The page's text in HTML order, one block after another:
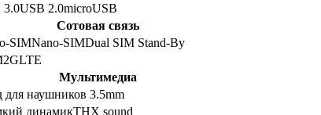
3.0USB 2.0microUSB
Сотовая связь
SIMNano-SIMDual SIM Stand-By
2GLTE
Мультимедиа
для наушников 3.5mm
динамикTHX sound